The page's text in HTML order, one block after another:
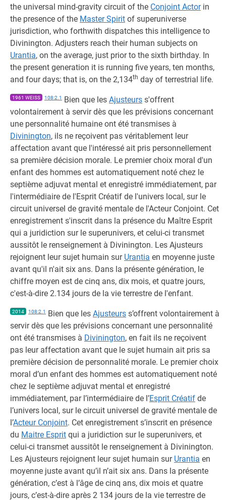
the universal mind-gravity circuit of the Conjoint Actorin
the presence of the Master Spirit of superuniverse
jurisdiction, who forthwith dispatches this intelligence to
Divinington. Adjusters reach their human subjects on
Urantia, on the average, just prior to the sixth birthday. In
the present generation it is running five years, ten months,
and four days; that is, on the 2,134th day of terrestrial life.
1961 WEISS 108:2.1 Bien que les Ajusteurs s'offrent
volontairement à servir dès que les prévisions concernant
une personnalité humaine ont été transmises à
Divinington, ils ne reçoivent pas véritablement leur
affectation avant que l'intéressé ait pris personnellement
sa première décision morale. Le premier choix moral d'un
enfant des hommes est automatiquement noté chez le
septième adjuvat mental et enregistré immédiatement, par
l'intermédiaire de l'Esprit Créatif de l'univers local, sur le
circuit universel de gravité mentale de l'Acteur Conjoint. Cet
enregistrement s'inscrit dans la présence du Maître Esprit
qui a juridiction sur le superunivers, et celui-ci transmet
aussitôt le renseignement à Divinington. Les Ajusteurs
rejoignent leur sujet humain sur Urantia en moyenne juste
avant qu'il n'ait six ans. Dans la présente génération, le
chiffre moyen est de cinq ans, dix mois, et quatre jours,
c'est-à-dire 2.134 jours de la vie terrestre de l'enfant.
2014 108:2.1 Bien que les Ajusteurs s’offrent volontairement à
servir dès que les prévisions concernant une personnalité
ont été transmises à Divinington, en fait ils ne reçoivent
pas leur affectation avant que le sujet humain ait pris sa
première décision de personnalité morale. Le premier choix
moral d’un enfant des hommes est automatiquement noté
chez le septième adjuvat mental et enregistré
immédiatement, par l’intermédiaire de l’Esprit Créatif de
l’univers local, sur le circuit universel de gravité mentale de
l’Acteur Conjoint. Cet enregistrement s’inscrit en présence
du Maitre Esprit qui a juridiction sur le superunivers, et
celui-ci transmet aussitôt le renseignement à Divinington.
Les Ajusteurs rejoignent leur sujet humain sur Urantia en
moyenne juste avant qu’il n’ait six ans. Dans la présente
génération, c’est à l’âge de cinq ans, dix mois et quatre
jours, c’est-à-dire après 2 134 jours de la vie terrestre de